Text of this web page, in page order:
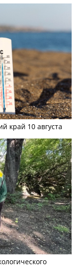
край 10 августа